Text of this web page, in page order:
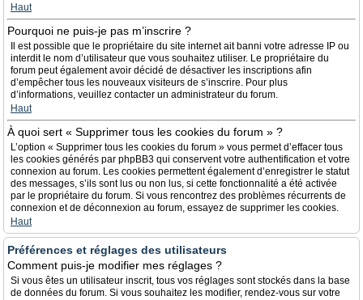
Haut
Pourquoi ne puis-je pas m’inscrire ?
Il est possible que le propriétaire du site internet ait banni votre adresse IP ou
interdit le nom d’utilisateur que vous souhaitez utiliser. Le propriétaire du
forum peut également avoir décidé de désactiver les inscriptions afin
d’empêcher tous les nouveaux visiteurs de s’inscrire. Pour plus
d’informations, veuillez contacter un administrateur du forum.
Haut
À quoi sert « Supprimer tous les cookies du forum » ?
L’option « Supprimer tous les cookies du forum » vous permet d’effacer tous
les cookies générés par phpBB3 qui conservent votre authentification et votre
connexion au forum. Les cookies permettent également d’enregistrer le statut
des messages, s’ils sont lus ou non lus, si cette fonctionnalité a été activée
par le propriétaire du forum. Si vous rencontrez des problèmes récurrents de
connexion et de déconnexion au forum, essayez de supprimer les cookies.
Haut
Préférences et réglages des utilisateurs
Comment puis-je modifier mes réglages ?
Si vous êtes un utilisateur inscrit, tous vos réglages sont stockés dans la base
de données du forum. Si vous souhaitez les modifier, rendez-vous sur votre